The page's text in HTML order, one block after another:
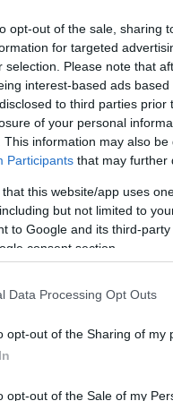
opt-out of the sale, sharing
for targeted
selection. Please note that
interest-based ads
to third parties
of your personal
This information may also
Participants that may further
that this website/app uses
but not limited to
to Google and its third-
consent section.
Data Processing Opt Outs
opt-out of the Sharing of my
opt-out of the Sale of my
ΕΚΑΒ στο Γενικό
στο εργαστήριο
σε